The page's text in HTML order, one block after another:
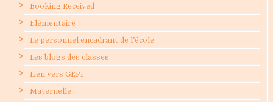
Booking Received
Elémentaire
Le personnel encadrant de l’école
Les blogs des classes
Lien vers GEPI
Maternelle